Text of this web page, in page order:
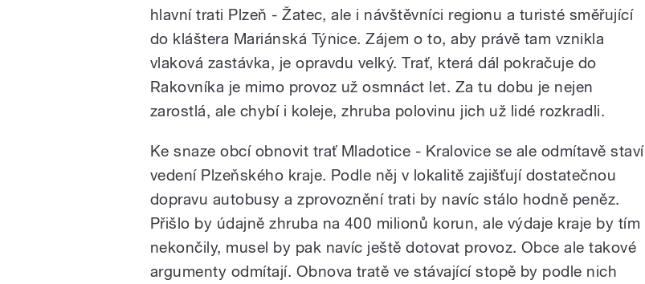
hlavní trati Plzeň - Žatec, ale i návštěvníci regionu a turisté směřující
do kláštera Mariánská Týnice. Zájem o to, aby právě tam vznikla
vlaková zastávka, je opravdu velký. Trať, která dál pokračuje do
Rakovníka je mimo provoz už osmnáct let. Za tu dobu je nejen
zarostlá, ale chybí i koleje, zhruba polovinu jich už lidé rozkradli.
Ke snaze obcí obnovit trať Mladotice - Kralovice se ale odmítavě staví
vedení Plzeňského kraje. Podle něj v lokalitě zajišťují dostatečnou
dopravu autobusy a zprovoznění trati by navíc stálo hodně peněz.
Přišlo by údajně zhruba na 400 milionů korun, ale výdaje kraje by tím
nekončily, musel by pak navíc ještě dotovat provoz. Obce ale takové
argumenty odmítají. Obnova tratě ve stávající stopě by podle nich